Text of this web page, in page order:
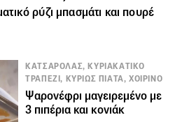
ρύζι μπασμάτι και πουρέ
ΚΑΤΣΑΡΟΛΑΣ, ΚΥΡΙΑΚΑΤΙΚΟ
ΤΡΑΠΕΖΙ, ΚΥΡΙΩΣ ΠΙΑΤΑ, ΧΟΙΡΙΝΟ
Ψαρονέφρι μαγειρεμένο με
3 πιπέρια και κονιάκ